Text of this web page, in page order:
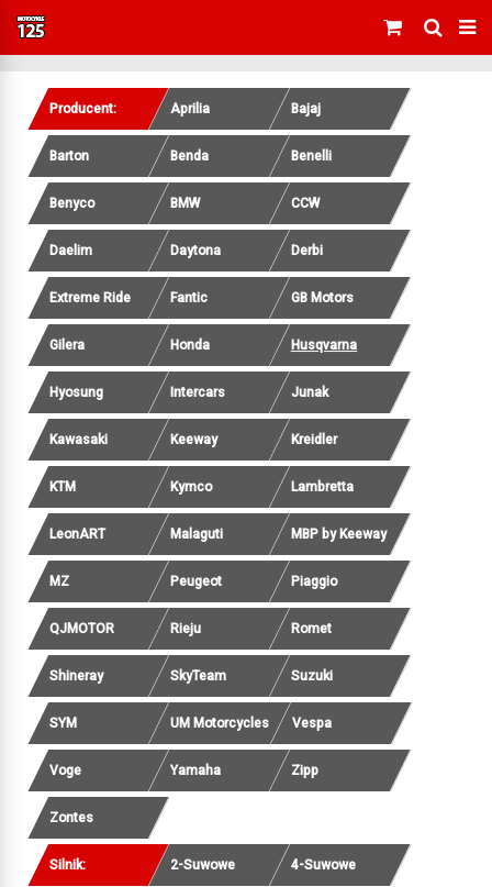
Producent: Aprilia Bajaj
Barton Benda Benelli
Benyco BMW CCW
Daelim Daytona Derbi
Extreme Ride Fantic GB Motors
Gilera Honda Husqvarna
Hyosung Intercars Junak
Kawasaki Keeway Kreidler
KTM Kymco Lambretta
LeonART Malaguti MBP by Keeway
MZ Peugeot Piaggio
QJMOTOR Rieju Romet
Shineray SkyTeam Suzuki
SYM UM Motorcycles Vespa
Voge Yamaha Zipp
Zontes
Silnik: 2-Suwowe 4-Suwowe